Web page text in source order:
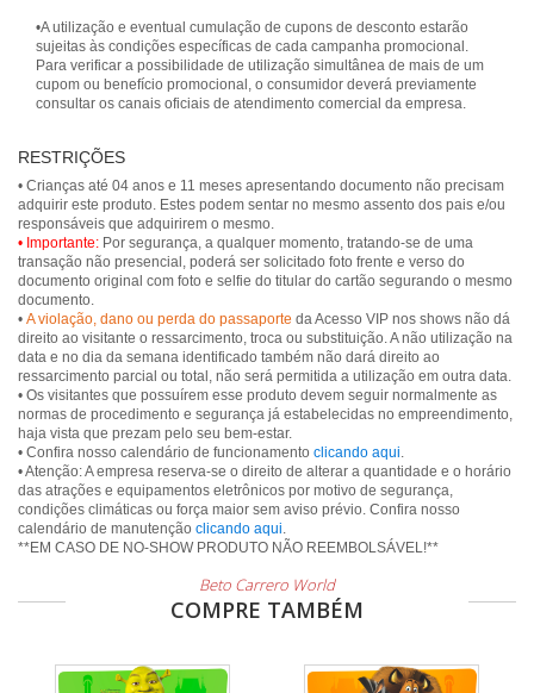
•A utilização e eventual cumulação de cupons de desconto estarão
sujeitas às condições específicas de cada campanha promocional.
Para verificar a possibilidade de utilização simultânea de mais de um
cupom ou benefício promocional, o consumidor deverá previamente
consultar os canais oficiais de atendimento comercial da empresa.
RESTRIÇÕES
• Crianças até 04 anos e 11 meses apresentando documento não precisam
adquirir este produto. Estes podem sentar no mesmo assento dos pais e/ou
• Importante: Por segurança, a qualquer momento, tratando-se de uma
transação não presencial, poderá ser solicitado foto frente e verso do
documento original com foto e selfie do titular do cartão segurando o mesmo
documento.
• A violação, dano ou perda do passaporte da Acesso VIP nos shows não dá
direito ao visitante o ressarcimento, troca ou substituição. A não utilização na
data e no dia da semana identificado também não dará direito ao
ressarcimento parcial ou total, não será permitida a utilização em outra data.
• Os visitantes que possuírem esse produto devem seguir normalmente as
normas de procedimento e segurança já estabelecidas no empreendimento,
haja vista que prezam pelo seu bem-estar.
• Confira nosso calendário de funcionamento clicando aqui.
• Atenção: A empresa reserva-se o direito de alterar a quantidade e o horário
das atrações e equipamentos eletrônicos por motivo de segurança,
condições climáticas ou força maior sem aviso prévio. Confira nosso
calendário de manutenção clicando aqui.
Beto Carrero World
COMPRE TAMBÉM